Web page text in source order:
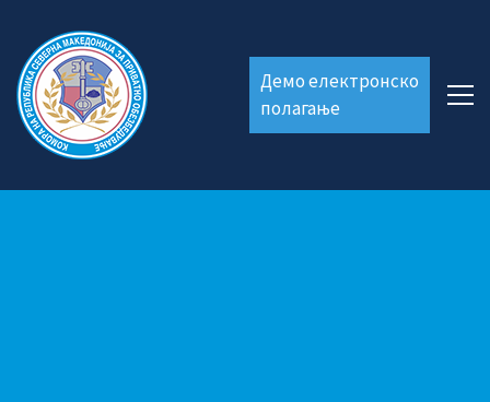
Демо електронско
полагање